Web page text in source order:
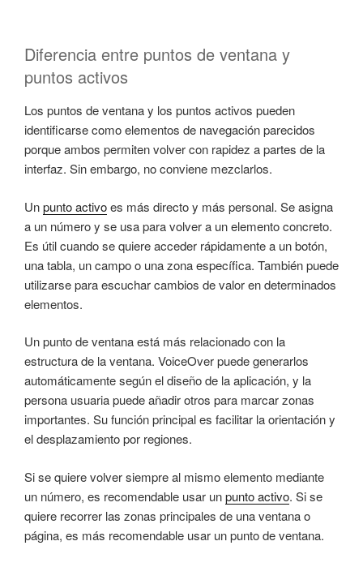
Diferencia entre puntos de ventana y
puntos activos
Los puntos de ventana y los puntos activos pueden
identificarse como elementos de navegación parecidos
porque ambos permiten volver con rapidez a partes de la
interfaz. Sin embargo, no conviene mezclarlos.
Unpunto activoes más directo y más personal. Se asigna
a un número y se usa para volver a un elemento concreto.
Es útil cuando se quiere acceder rápidamente a un botón,
una tabla, un campo o una zona específica. También puede
utilizarse para escuchar cambios de valor en determinados
elementos.
Un punto de ventana está más relacionado con la
estructura de la ventana. VoiceOver puede generarlos
automáticamente según el diseño de la aplicación, y la
persona usuaria puede añadir otros para marcar zonas
importantes. Su función principal es facilitar la orientación y
el desplazamiento por regiones.
Si se quiere volver siempre al mismo elemento mediante
un número, es recomendable usar unpunto activo. Si se
quiere recorrer las zonas principales de una ventana o
página, es más recomendable usar un punto de ventana.